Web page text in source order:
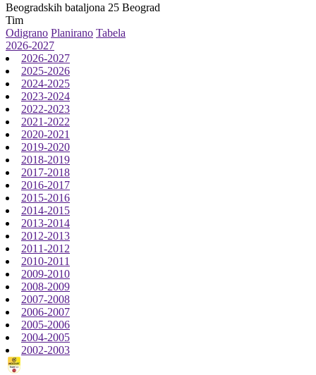
Beogradskih bataljona 25 Beograd
Tim
Odigrano Planirano Tabela
2026-2027
2026-2027
2025-2026
2024-2025
2023-2024
2022-2023
2021-2022
2020-2021
2019-2020
2018-2019
2017-2018
2016-2017
2015-2016
2014-2015
2013-2014
2012-2013
2011-2012
2010-2011
2009-2010
2008-2009
2007-2008
2006-2007
2005-2006
2004-2005
2002-2003